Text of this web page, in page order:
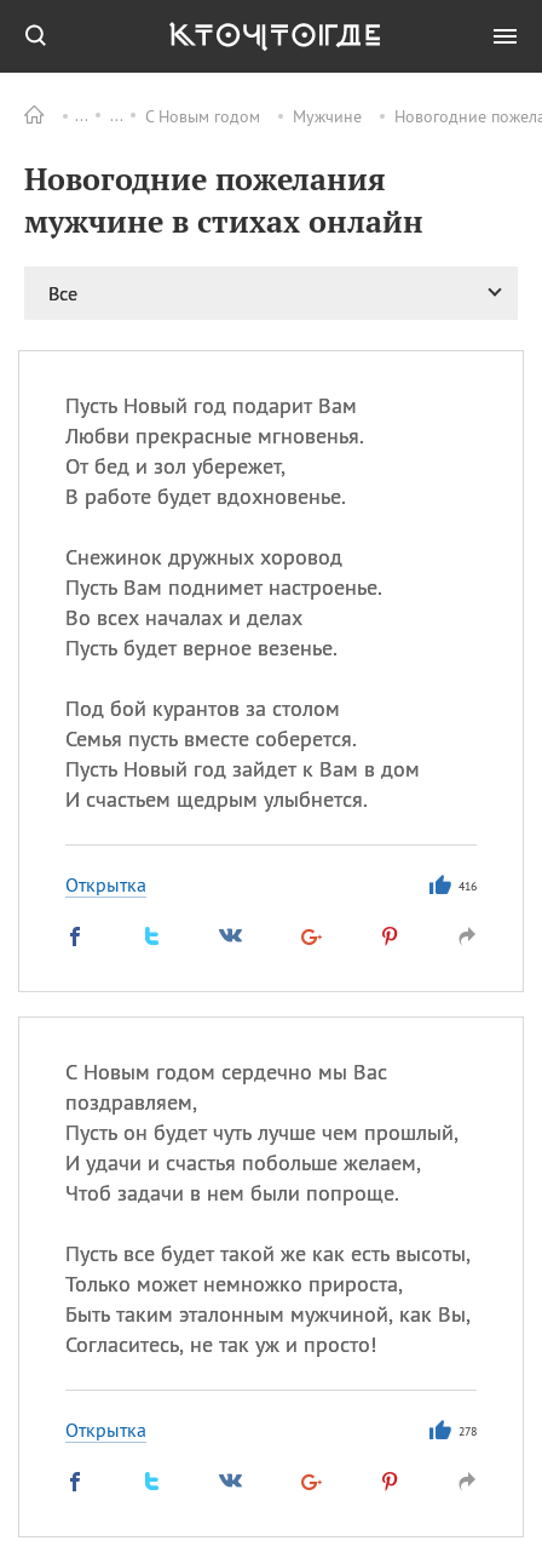
С Новым годом Мужчине Новогодние
Новогодние пожелания
мужчине в стихах онлайн
Все
Пусть Новый год подарит Вам
Любви прекрасные мгновенья.
От бед и зол убережет,
В работе будет вдохновенье.
Снежинок дружных хоровод
Пусть Вам поднимет настроенье.
Во всех началах и делах
Пусть будет верное везенье.
Под бой курантов за столом
Семья пусть вместе соберется.
Пусть Новый год зайдет к Вам в дом
И счастьем щедрым улыбнется.
Открытка 416
С Новым годом сердечно мы Вас
поздравляем,
Пусть он будет чуть лучше чем прошлый,
И удачи и счастья побольше желаем,
Чтоб задачи в нем были попроще.
Пусть все будет такой же как есть высоты,
Только может немножко прироста,
Быть таким эталонным мужчиной, как Вы,
Согласитесь, не так уж и просто!
Открытка 278
ПРАЗДНИКИ Все
09.08 День памяти жертв
бомбардировки
день
рисового пудинга
09.08 День Дымняшки
Сегодня празднуют именины
Сергей
Посмотреть значение
происхождение